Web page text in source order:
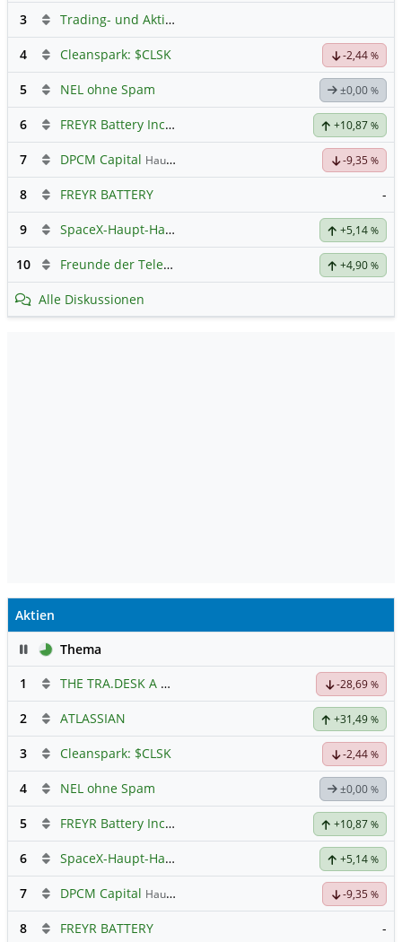
3 Trading- und Aktien-Chat
4 Cleanspark: $CLSK -2,44 %
5 NEL ohne Spam ±0,00 %
6 FREYR Battery Inc Registered Shs Hauptdiskussion+10,87 %
7 DPCM Capital Hauptdiskussion -9,35 %
8 FREYR BATTERY -
9 SpaceX-Haupt-Hauptforum +5,14 %
10 Freunde der Telekom +4,90 %
Alle Diskussionen
Aktien
PauseThema
1
THE TRA.DESK A DL-,000001 -28,69 %
2 ATLASSIAN +31,49 %
3 Cleanspark: $CLSK -2,44 %
4 NEL ohne Spam ±0,00 %
5 FREYR Battery Inc Registered Shs Hauptdiskussion+10,87 %
6 SpaceX-Haupt-Hauptforum +5,14 %
7 DPCM Capital Hauptdiskussion -9,35 %
8 FREYR BATTERY -